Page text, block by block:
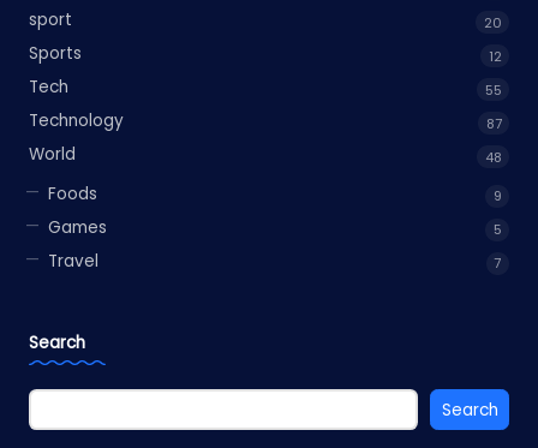
sport 20
Sports 12
Tech 55
Technology 87
World 48
Foods 9
Games 5
Travel 7
Search
Search